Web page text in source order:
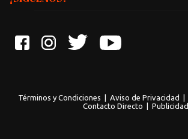
Términos y Condiciones Aviso de Privacidad
Contacto Directo
Publicidad